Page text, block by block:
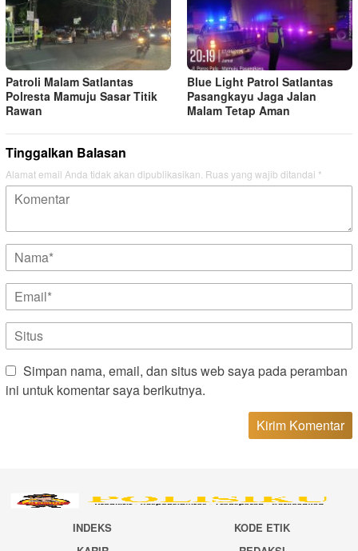
Patroli Malam Satlantas
Polresta Mamuju Sasar Titik
Rawan
Blue Light Patrol Satlantas
Pasangkayu Jaga Jalan
Malam Tetap Aman
Tinggalkan Balasan
Alamat email Anda tidak akan dipublikasikan. Ruas yang wajib ditandai *
Simpan nama, email, dan situs web saya pada peramban
ini untuk komentar saya berikutnya.
INDEKS
KODE ETIK